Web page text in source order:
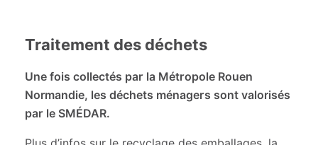
Traitement des déchets
Une fois collectés par la Métropole Rouen
Normandie, les déchets ménagers sont valorisés
par le SMÉDAR.